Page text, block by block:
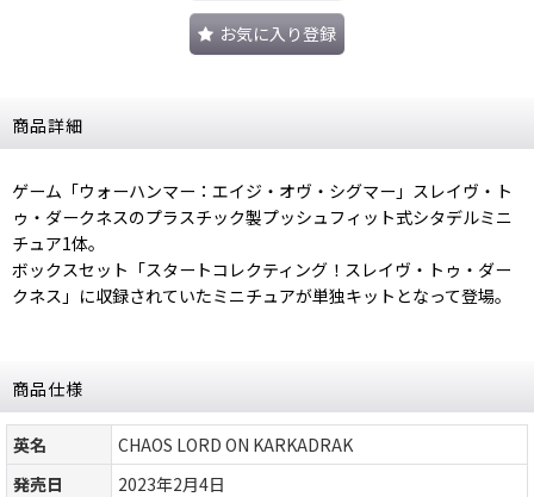
お気に入り登録
商品詳細
ゲーム「ウォーハンマー：エイジ・オヴ・シグマー」スレイヴ・ト
ゥ・ダークネスのプラスチック製プッシュフィット式シタデルミニ
チュア1体。
ボックスセット「スタートコレクティング！スレイヴ・トゥ・ダー
クネス」に収録されていたミニチュアが単独キットとなって登場。
商品仕様
英名
CHAOS LORD ON KARKADRAK
発売日
2023年2月4日